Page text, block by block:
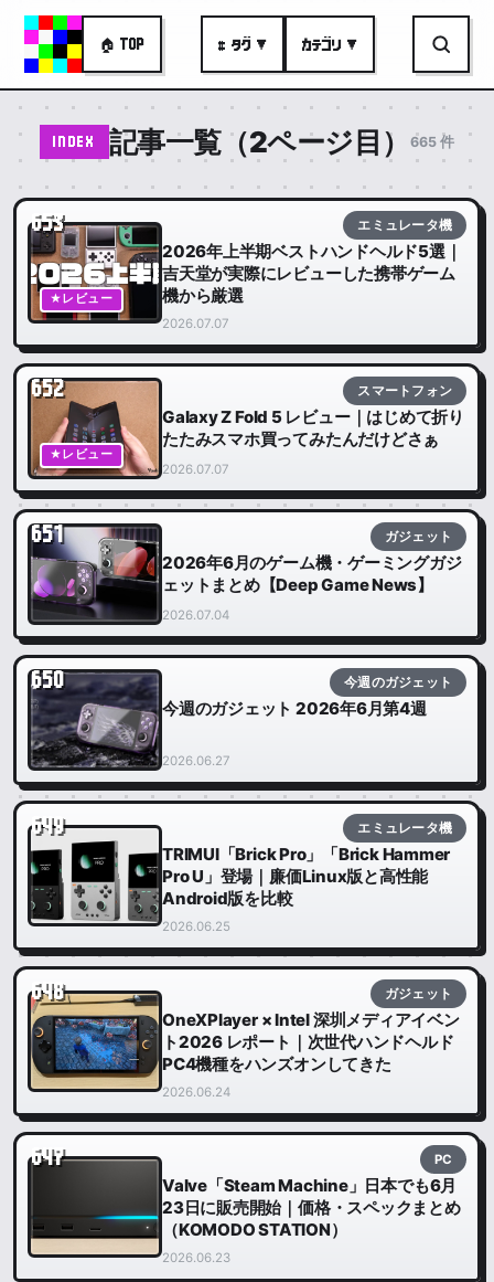
🏠 TOP # タグ ▼ カテゴリ ▼
INDEX 記事一覧（2ページ目） 665 件
★レビュー
653 エミュレータ機
2026年上半期ベストハンドヘルド5選｜
吉天堂が実際にレビューした携帯ゲーム
機から厳選
2026.07.07
★レビュー
652 スマートフォン
Galaxy Z Fold 5 レビュー｜はじめて折り
たたみスマホ買ってみたんだけどさぁ
2026.07.07
651 ガジェット
2026年6月のゲーム機・ゲーミングガジ
ェットまとめ【Deep Game News】
2026.07.04
650 今週のガジェット
今週のガジェット 2026年6月第4週
2026.06.27
649 エミュレータ機
TRIMUI「Brick Pro」「Brick Hammer
Pro U」登場｜廉価Linux版と高性能
Android版を比較
2026.06.25
648 ガジェット
OneXPlayer × Intel 深圳メディアイベン
ト2026 レポート｜次世代ハンドヘルド
PC4機種をハンズオンしてきた
2026.06.24
647 PC
Valve「Steam Machine」日本でも6月
23日に販売開始｜価格・スペックまとめ
（KOMODO STATION）
2026.06.23